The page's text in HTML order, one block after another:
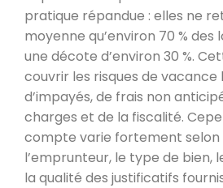
pratique répandue : elles ne
moyenne qu’environ 70 % des
une décote d’environ 30 %.
couvrir les risques de vacance
d’impayés, de frais non
charges et de la fiscalité.
compte varie fortement selon
l’emprunteur, le type de bien,
la qualité des justificatifs